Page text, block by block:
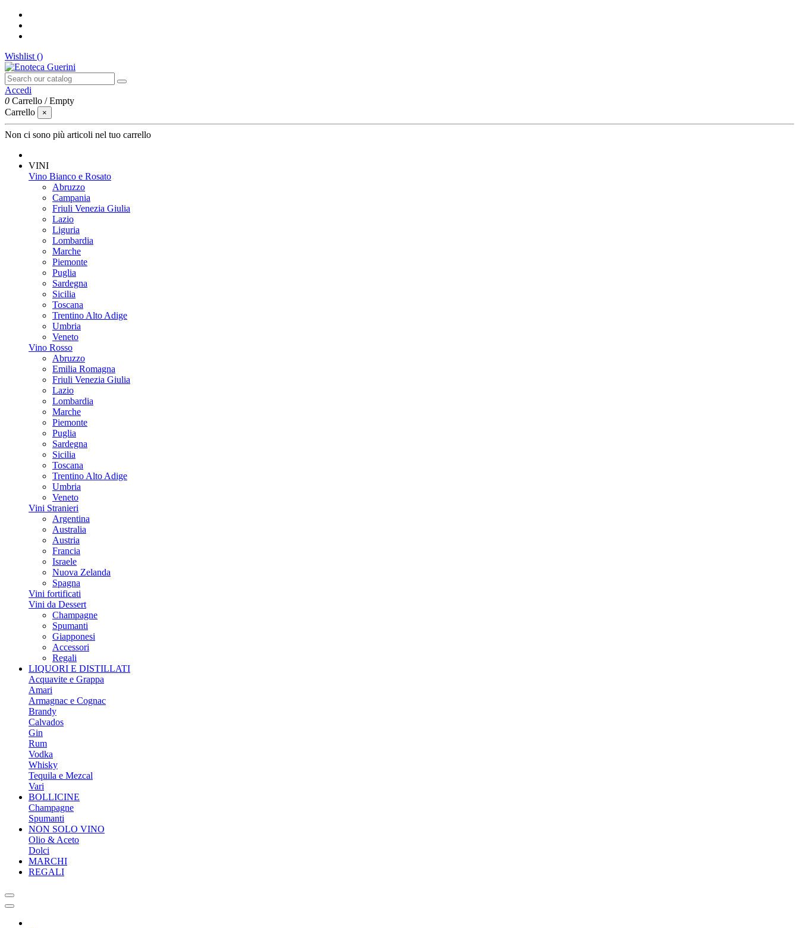
Wishlist ()
Accedi
0 Carrello /Empty
Carrello
×
Non ci sono più articoli nel tuo carrello
VINI
Vino Bianco e Rosato
Abruzzo
Campania
Friuli Venezia Giulia
Lazio
Liguria
Lombardia
Marche
Piemonte
Puglia
Sardegna
Sicilia
Toscana
Trentino Alto Adige
Umbria
Veneto
Vino Rosso
Abruzzo
Emilia Romagna
Friuli Venezia Giulia
Lazio
Lombardia
Marche
Piemonte
Puglia
Sardegna
Sicilia
Toscana
Trentino Alto Adige
Umbria
Veneto
Vini Stranieri
Argentina
Australia
Austria
Francia
Israele
Nuova Zelanda
Spagna
Vini fortificati
Vini da Dessert
Champagne
Spumanti
Giapponesi
Accessori
Regali
LIQUORI E DISTILLATI
Acquavite e Grappa
Amari
Armagnac e Cognac
Brandy
Calvados
Gin
Rum
Vodka
Whisky
Tequila e Mezcal
Vari
BOLLICINE
Champagne
Spumanti
NON SOLO VINO
Olio & Aceto
Dolci
MARCHI
REGALI